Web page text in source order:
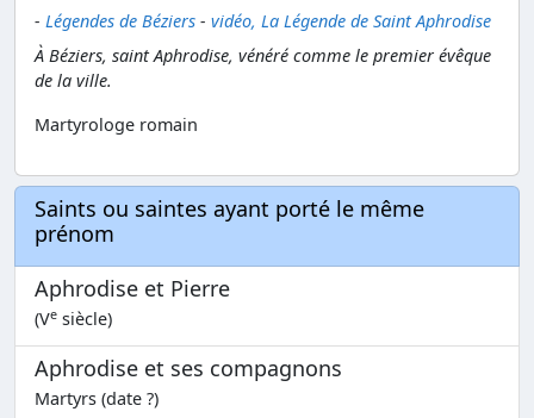
- Légendes de Béziers - vidéo, La Légende de Saint Aphrodise
À Béziers, saint Aphrodise, vénéré comme le premier évêque
de la ville.
Martyrologe romain
Saints ou saintes ayant porté le même
prénom
Aphrodise et Pierre
(Ve siècle)
Aphrodise et ses compagnons
Martyrs (date ?)